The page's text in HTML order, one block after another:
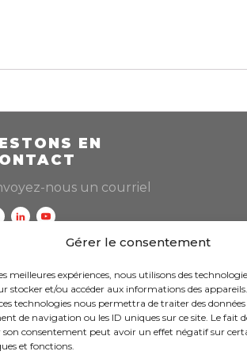
Gérer le consentement
meilleures expériences, nous utilisons des
stocker et/ou accéder aux informations des
technologies nous permettra de traiter des données
de navigation ou les ID uniques sur ce site. Le fait
son consentement peut avoir un effet négatif sur
et fonctions.
EN
nous un courriel
propulsé grâce à notre équipe passionnée !